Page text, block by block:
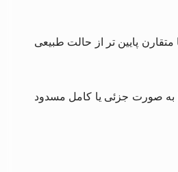
پایین ‌تر از حالت طبیعی
به صورت جزئی یا کامل مسدود